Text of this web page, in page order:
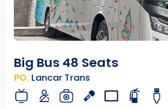
Big Bus 48 Seats
PO. Lancar Trans